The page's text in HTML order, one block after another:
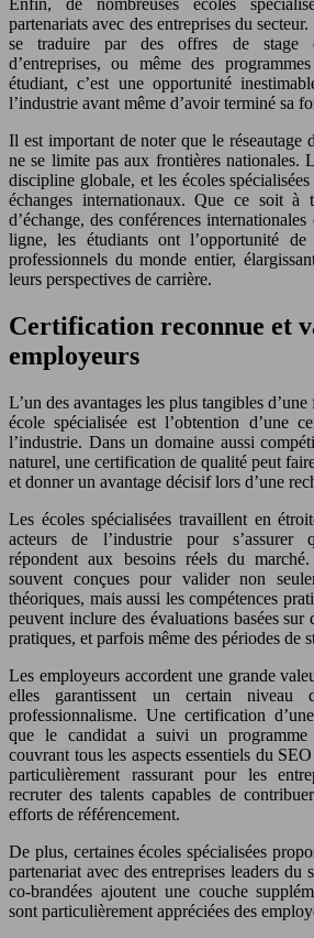
Enfin, de nombreuses écoles
partenariats avec des entreprises du
se traduire par des offres de stage
d’entreprises, ou même des
étudiant, c’est une opportunité
l’industrie avant même d’avoir terminé sa
Il est important de noter que le réseautage
ne se limite pas aux frontières nationales.
discipline globale, et les écoles
échanges internationaux. Que ce soit à
d’échange, des conférences
ligne, les étudiants ont l’opportunité de
professionnels du monde entier,
leurs perspectives de carrière.
Certification reconnue et
employeurs
L’un des avantages les plus tangibles
école spécialisée est l’obtention d’une
l’industrie. Dans un domaine aussi
naturel, une certification de qualité peut
et donner un avantage décisif lors d’une
Les écoles spécialisées travaillent en
acteurs de l’industrie pour s’assurer
répondent aux besoins réels du
souvent conçues pour valider non
théoriques, mais aussi les compétences
peuvent inclure des évaluations basées sur
pratiques, et parfois même des périodes de
Les employeurs accordent une grande
elles garantissent un certain niveau
professionnalisme. Une certification
que le candidat a suivi un programme
couvrant tous les aspects essentiels du
particulièrement rassurant pour les
recruter des talents capables de
efforts de référencement.
De plus, certaines écoles spécialisées
partenariat avec des entreprises leaders du
co-brandées ajoutent une couche
sont particulièrement appréciées des